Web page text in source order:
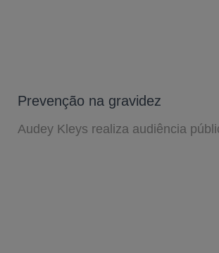
Prevenção na gravidez
Audey Kleys realiza audiência